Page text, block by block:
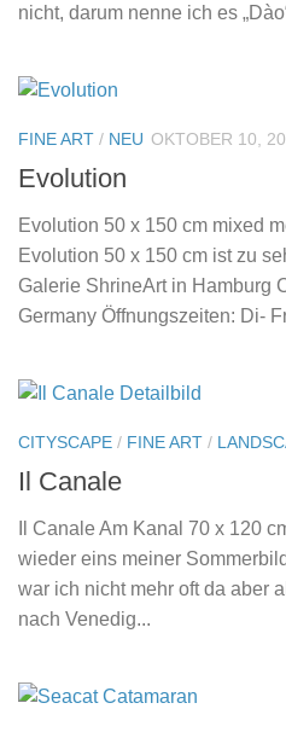
nicht, darum nenne ich es
FINE ART / NEU OKTOBER 10,
Evolution
Evolution 50 x 150 cm mixed
Evolution 50 x 150 cm ist zu
Galerie ShrineArt in Hamburg
Germany Öffnungszeiten: Di-
CITYSCAPE / FINE ART /
Il Canale
Il Canale Am Kanal 70 x 120
wieder eins meiner
war ich nicht mehr oft da aber
nach Venedig...